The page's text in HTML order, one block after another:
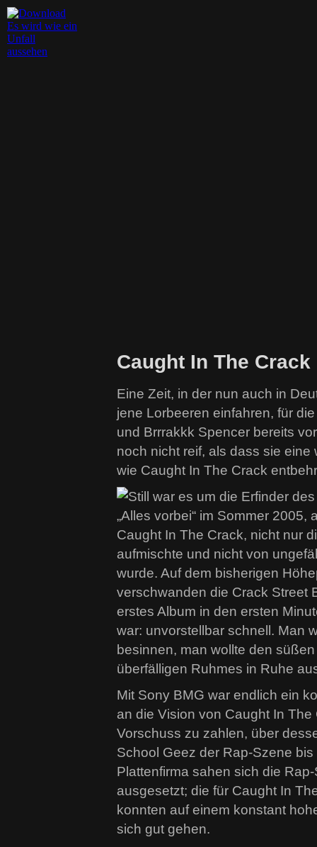
Caught In The
Eine Zeit, in der nun auch in
jene Lorbeeren einfahren, für
und Brrrakkk Spencer bereits
noch nicht reif, als dass sie
wie Caught In The Crack
Still war es um die Erfinder
„Alles vorbei“ im Sommer
Caught In The Crack, nicht nur
aufmischte und nicht von
wurde. Auf dem bisherigen
verschwanden die Crack Street
erstes Album in den ersten
war: unvorstellbar schnell. Man
besinnen, man wollte den
überfälligen Ruhmes in Ruhe
Mit Sony BMG war endlich ein
an die Vision von Caught In
Vorschuss zu zahlen, über
School Geez der Rap-Szene
Plattenfirma sahen sich die
ausgesetzt; die für Caught In
konnten auf einem konstant
sich gut gehen.